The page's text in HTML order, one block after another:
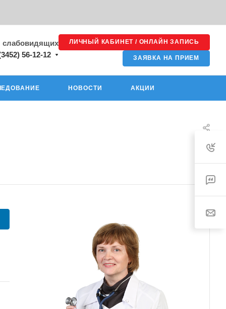
слабовидящих
56-12-12
ЛИЧНЫЙ КАБИНЕТ / ОНЛАЙН ЗАПИСЬ
ЗАЯВКА НА ПРИЕМ
НОВОСТИ АКЦИИ